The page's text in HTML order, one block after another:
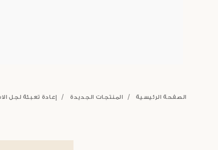
الصفحة الرئيسية المنتجات الجديدة إعادة تعبئة لجل